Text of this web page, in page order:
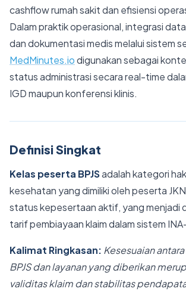
cashflow rumah sakit dan efisiensi
Dalam praktik operasional, integrasi
dan dokumentasi medis melalui sistem
MedMinutes.iodigunakan sebagai
status administrasi secara real-time
IGD maupun konferensi klinis.
Definisi Singkat
Kelas peserta BPJSadalah kategori
kesehatan yang dimiliki oleh peserta
status kepesertaan aktif, yang menjadi
tarif pembiayaan klaim dalam sistem
Kalimat Ringkasan: Kesesuaian
BPJS dan layanan yang diberikan
validitas klaim dan stabilitas